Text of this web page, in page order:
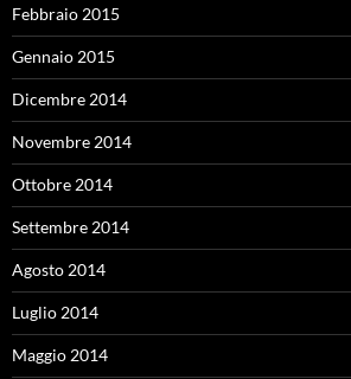
Febbraio 2015
Gennaio 2015
Dicembre 2014
Novembre 2014
Ottobre 2014
Settembre 2014
Agosto 2014
Luglio 2014
Maggio 2014